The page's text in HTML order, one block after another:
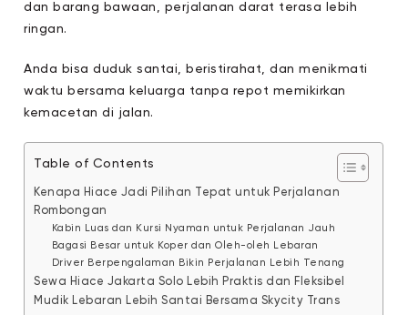
dan barang bawaan, perjalanan darat terasa lebih
ringan.
Anda bisa duduk santai, beristirahat, dan menikmati
waktu bersama keluarga tanpa repot memikirkan
kemacetan di jalan.
Table of Contents
Kenapa Hiace Jadi Pilihan Tepat untuk Perjalanan
Rombongan
Kabin Luas dan Kursi Nyaman untuk Perjalanan Jauh
Bagasi Besar untuk Koper dan Oleh-oleh Lebaran
Driver Berpengalaman Bikin Perjalanan Lebih Tenang
Sewa Hiace Jakarta Solo Lebih Praktis dan Fleksibel
Mudik Lebaran Lebih Santai Bersama Skycity Trans